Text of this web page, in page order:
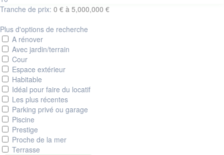
Tranche de prix: 0 € à 5,000,000 €
Plus d'options de recherche
A rénover
Avec jardin/terrain
Cour
Espace extérieur
Habitable
Idéal pour faire du locatif
Les plus récentes
Parking privé ou garage
Piscine
Prestige
Proche de la mer
Terrasse